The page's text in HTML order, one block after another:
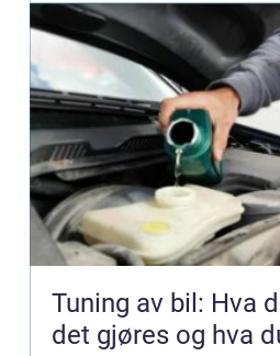
Tuning av bil: Hva
det gjøres og hva